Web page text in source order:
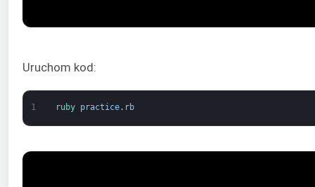
Uruchom kod:
1 ruby practice. rb